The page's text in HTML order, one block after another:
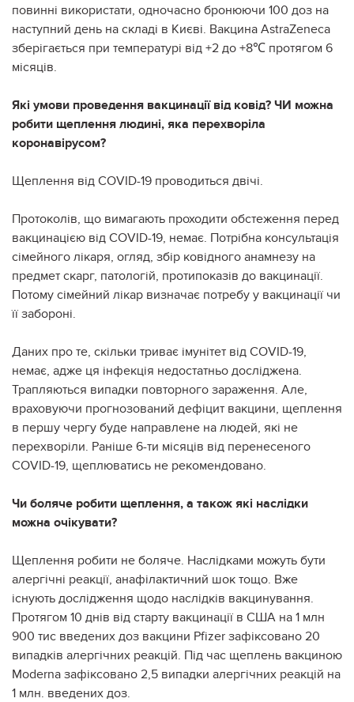
повинні використати, одночасно бронюючи 100 доз на
наступний день на складі в Києві. Вакцина AstraZeneca
зберігається при температурі від +2 до +8℃ протягом 6
місяців.
Які умови проведення вакцинації від ковід? ЧИ можна
робити щеплення людині, яка перехворіла
коронавірусом?
Щеплення від COVID-19 проводиться двічі.
Протоколів, що вимагають проходити обстеження перед
вакцинацією від COVID-19, немає. Потрібна консультація
сімейного лікаря, огляд, збір ковідного анамнезу на
предмет скарг, патологій, протипоказів до вакцинації.
Потому сімейний лікар визначає потребу у вакцинації чи
її забороні.
Даних про те, скільки триває імунітет від COVID-19,
немає, адже ця інфекція недостатньо досліджена.
Трапляються випадки повторного зараження. Але,
враховуючи прогнозований дефіцит вакцини, щеплення
в першу чергу буде направлене на людей, які не
перехворіли. Раніше 6-ти місяців від перенесеного
COVID-19, щеплюватись не рекомендовано.
Чи боляче робити щеплення, а також які наслідки
можна очікувати?
Щеплення робити не боляче. Наслідками можуть бути
алергічні реакції, анафілактичний шок тощо. Вже
існують дослідження щодо наслідків вакцинування.
Протягом 10 днів від старту вакцинації в США на 1 млн
900 тис введених доз вакцини Pfizer зафіксовано 20
випадків алергічних реакцій. Під час щеплень вакциною
Moderna зафіксовано 2,5 випадки алергічних реакцій на
1 млн. введених доз.